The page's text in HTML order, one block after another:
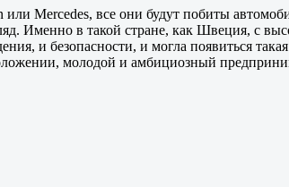
Mercedes, все они будут побиты
Именно в такой стране, как Швеция, с
и безопасности, и могла появиться
молодой и амбициозный